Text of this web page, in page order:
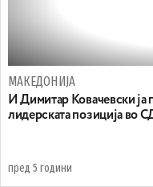
МАКЕДОНИЈА
И Димитар Ковачевски ја
лидерската позиција во
пред 5 години